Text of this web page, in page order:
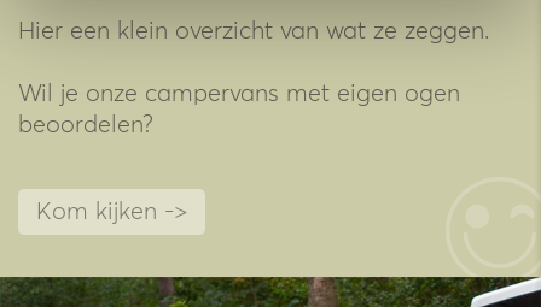
Hier een klein overzicht van wat ze zeggen.
Wil je onze campervans met eigen ogen
beoordelen?
Kom kijken ->